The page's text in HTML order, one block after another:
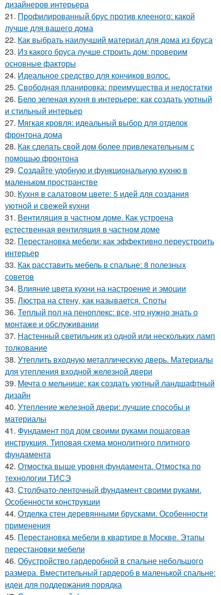
дизайнеров интерьера
21. Профилированный брус против клееного: какой
лучше для вашего дома
22. Как выбрать наилучший материал для дома из бруса
23. Из какого бруса лучше строить дом: проверим
основные факторы
24. Идеальное средство для кончиков волос.
25. Свободная планировка: преимущества и недостатки
26. Бело зеленая кухня в интерьере: как создать уютный
и стильный интерьер
27. Мягкая кровля: идеальный выбор для отделок
фронтона дома
28. Как сделать свой дом более привлекательным с
помощью фронтона
29. Создайте удобную и функциональную кухню в
маленьком пространстве
30. Кухня в салатовом цвете: 5 идей для создания
уютной и свежей кухни
31. Вентиляция в частном доме. Как устроена
естественная вентиляция в частном доме
32. Перестановка мебели: как эффективно переустроить
интерьер
33. Как расставить мебель в спальне: 8 полезных
советов
34. Влияние цвета кухни на настроение и эмоции
35. Люстра на стену, как называется. Споты
36. Теплый пол на пеноплекс: все, что нужно знать о
монтаже и обслуживании
37. Настенный светильник из одной или нескольких ламп
толкование
38. Утеплить входную металлическую дверь. Материалы
для утепления входной железной двери
39. Мечта о мельнице: как создать уютный ландшафтный
дизайн
40. Утепление железной двери: лучшие способы и
материалы
41. Фундамент под дом своими руками пошаговая
инструкция. Типовая схема монолитного плитного
фундамента
42. Отмостка выше уровня фундамента. Отмостка по
технологии ТИСЭ
43. Столбчато-ленточный фундамент своими руками.
Особенности конструкции
44. Отделка стен деревянными брусками. Особенности
применения
45. Перестановка мебели в квартире в Москве. Этапы
перестановки мебели
46. Обустройство гардеробной в спальне небольшого
размера. Вместительный гардероб в маленькой спальне:
идеи для поддержания порядка